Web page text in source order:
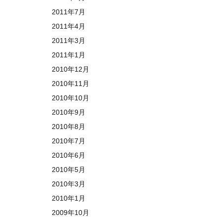
2011年7月
2011年4月
2011年3月
2011年1月
2010年12月
2010年11月
2010年10月
2010年9月
2010年8月
2010年7月
2010年6月
2010年5月
2010年3月
2010年1月
2009年10月